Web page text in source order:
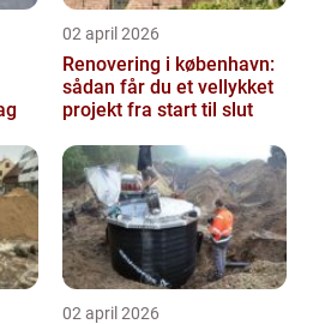
02 april 2026
Renovering i københavn:
sådan får du et vellykket
projekt fra start til slut
02 april 2026